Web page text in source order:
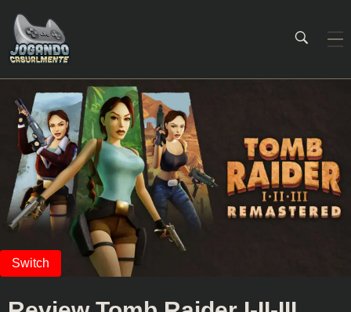
Jogando Casualmente
Conteúdo family friendly sobre games! Desde 2019 analisando jogos.